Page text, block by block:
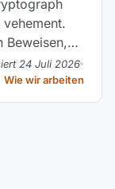
Beweisen,
bei
24 Juli 2026
Wie wir arbeiten